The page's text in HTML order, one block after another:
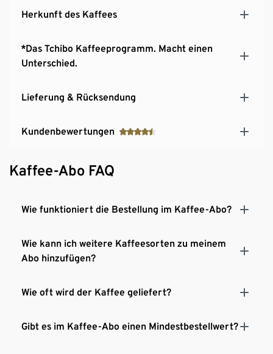
Herkunft des Kaffees
*Das Tchibo Kaffeeprogramm. Macht einen
Unterschied.
Lieferung & Rücksendung
Kundenbewertungen
Kaffee-Abo FAQ
Wie funktioniert die Bestellung im Kaffee-Abo?
Wie kann ich weitere Kaffeesorten zu meinem
Abo hinzufügen?
Wie oft wird der Kaffee geliefert?
Gibt es im Kaffee-Abo einen Mindestbestellwert?